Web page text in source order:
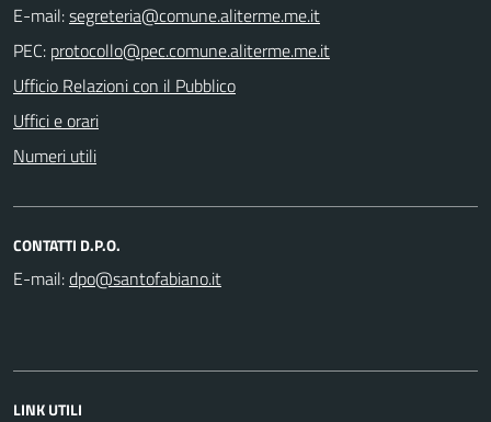
E-mail:
PEC:
Ufficio Relazioni con il Pubblico
Uffici e orari
Numeri utili
CONTATTI D.P.O.
E-mail:
LINK UTILI